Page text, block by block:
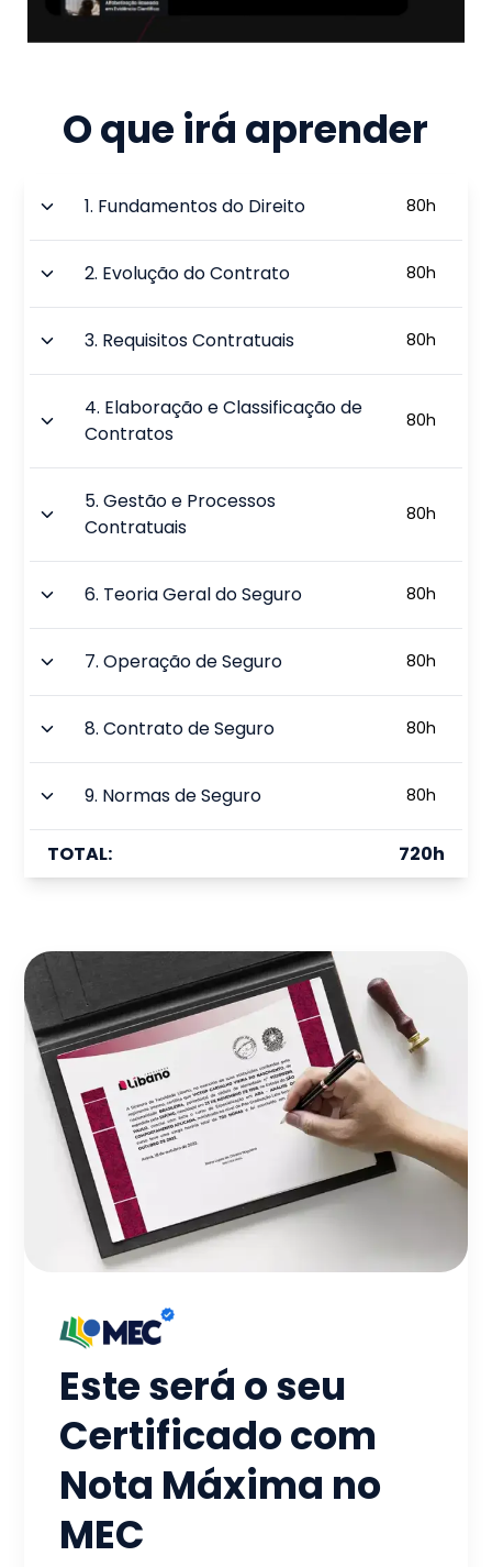
O que irá aprender
1. Fundamentos do Direito 80h
2. Evolução do Contrato 80h
3. Requisitos Contratuais 80h
4. Elaboração e Classificação de
Contratos
80h
5.Gestão e Processos
Contratuais
80h
6. Teoria Geral do Seguro 80h
7.Operação de Seguro 80h
8.Contrato de Seguro 80h
9. Normas de Seguro 80h
TOTAL: 720h
Este será o seu
Certificado com
Nota Máxima no
MEC